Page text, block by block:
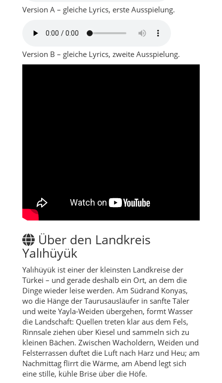
Version A – gleiche Lyrics, erste Ausspielung.
Version B – gleiche Lyrics, zweite Ausspielung.
Über den Landkreis
Yalıhüyük
Yalıhüyük ist einer der kleinsten Landkreise der
Türkei – und gerade deshalb ein Ort, an dem die
Dinge wieder leise werden. Am Südrand Konyas,
wo die Hänge der Taurusausläufer in sanfte Täler
und weite Yayla-Weiden übergehen, formt Wasser
die Landschaft: Quellen treten klar aus dem Fels,
Rinnsale ziehen über Kiesel und sammeln sich zu
kleinen Bächen. Zwischen Wacholdern, Weiden und
Felsterrassen duftet die Luft nach Harz und Heu; am
Nachmittag flirrt die Wärme, am Abend legt sich
eine stille, kühle Brise über die Höfe.